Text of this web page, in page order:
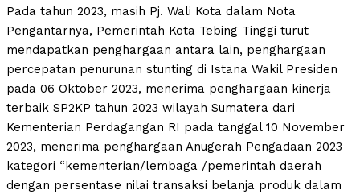
Pada tahun 2023, masih Pj. Wali Kota dalam Nota
Pengantarnya, Pemerintah Kota Tebing Tinggi turut
mendapatkan penghargaan antara lain, penghargaan
percepatan penurunan stunting di Istana Wakil Presiden
pada 06 Oktober 2023, menerima penghargaan kinerja
terbaik SP2KP tahun 2023 wilayah Sumatera dari
Kementerian Perdagangan RI pada tanggal 10 November
2023, menerima penghargaan Anugerah Pengadaan 2023
kategori “kementerian/lembaga /pemerintah daerah
dengan persentase nilai transaksi belanja produk dalam